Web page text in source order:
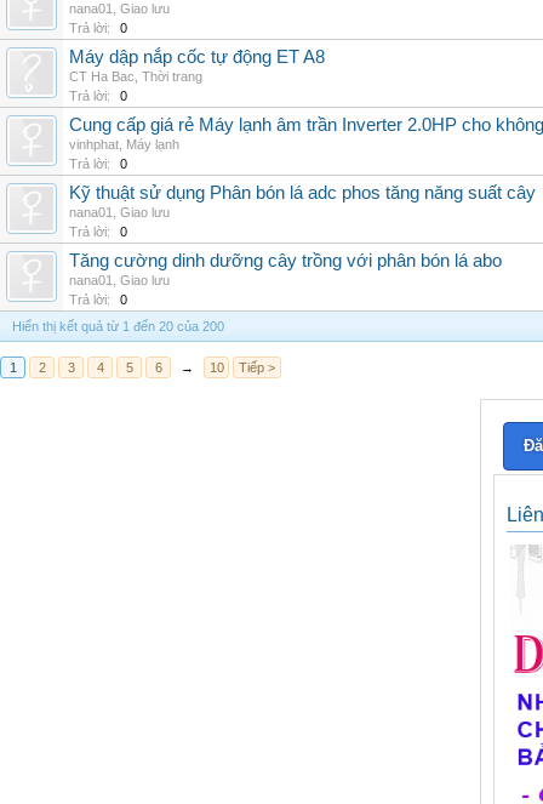
nana01
Giao lưu
Trả lời:
0
Máy dập nắp cốc tự động ET A8
CT Ha Bac Thời trang
Trả lời:
0
Cung cấp giá rẻ Máy lạnh âm trần Inverter 2.0HP cho
vinhphat Máy lạnh
Trả lời:
0
Kỹ thuật sử dụng Phân bón lá adc phos tăng năng suất cây
nana01
Giao lưu
Trả lời:
0
Tăng cường dinh dưỡng cây trồng với phân bón lá abo
nana01
Giao lưu
Trả lời:
0
Hiển thị kết quả từ 1 đến 20 của 200
1 2 3 4 5 6 → 10 Tiếp >